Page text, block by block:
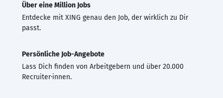
Über eine Million Jobs
Entdecke mit XING genau den Job, der wirklich zu Dir
passt.
Persönliche Job-Angebote
Lass Dich finden von Arbeitgebern und über 20.000
Recruiter·innen.